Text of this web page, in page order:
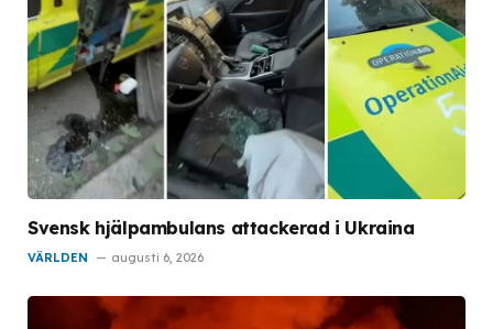
Svensk hjälpambulans attackerad i Ukraina
VÄRLDEN augusti 6, 2026